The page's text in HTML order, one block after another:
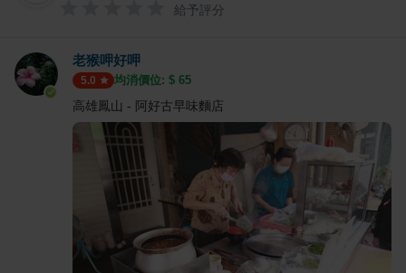
給予評分
老猴呷好呷
5.0 均消價位: $ 65
高雄鳳山 - 阿好古早味麵店